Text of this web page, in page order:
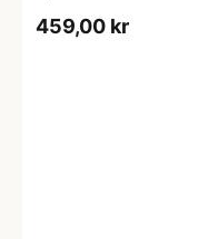
459,00 kr